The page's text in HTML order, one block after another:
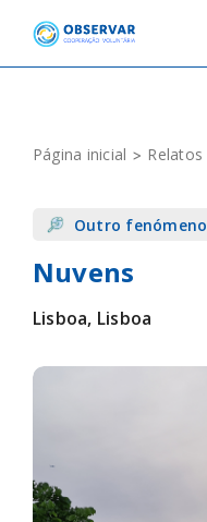
content
EVENTOS
DEFINIÇÕES
F.A.Q.
Página inicial Relatos
Outro fenómeno
Nuvens
Lisboa, Lisboa